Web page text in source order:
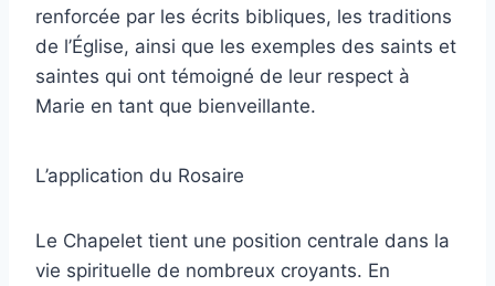
renforcée par les écrits bibliques, les traditions
de l’Église, ainsi que les exemples des saints et
saintes qui ont témoigné de leur respect à
Marie en tant que bienveillante.
L’application du Rosaire
Le Chapelet tient une position centrale dans la
vie spirituelle de nombreux croyants. En